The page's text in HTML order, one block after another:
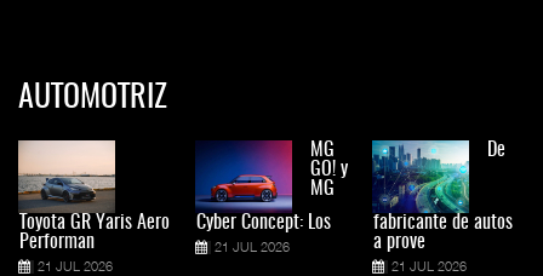
AUTOMOTRIZ
Toyota GR Yaris Aero
Performan
21 JUL 2026
MG
GO! y
MG
Cyber Concept: Los
21 JUL 2026
De
fabricante de autos
a prove
21 JUL 2026